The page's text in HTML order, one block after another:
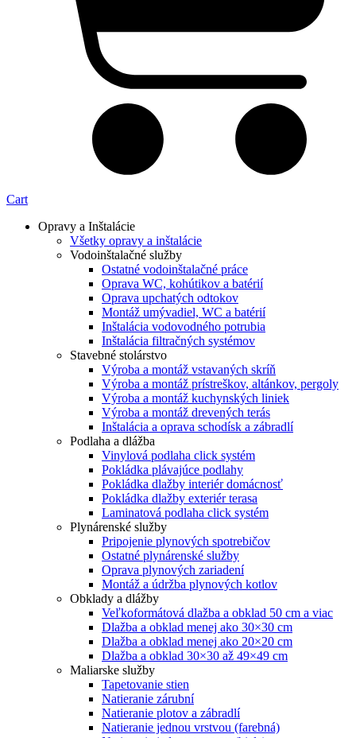
Cart
Opravy a Inštalácie
Všetky opravy a inštalácie
Vodoinštalačné služby
Ostatné vodoinštalačné práce
Oprava WC, kohútikov a batérií
Oprava upchatých odtokov
Montáž umývadiel, WC a batérií
Inštalácia vodovodného potrubia
Inštalácia filtračných systémov
Stavebné stolárstvo
Výroba a montáž vstavaných skríň
Výroba a montáž prístreškov, altánkov, pergoly
Výroba a montáž kuchynských liniek
Výroba a montáž drevených terás
Inštalácia a oprava schodísk a zábradlí
Podlaha a dlážba
Vinylová podlaha click systém
Pokládka plávajúce podlahy
Pokládka dlažby interiér domácnosť
Pokládka dlažby exteriér terasa
Laminatová podlaha click systém
Plynárenské služby
Pripojenie plynových spotrebičov
Ostatné plynárenské služby
Oprava plynových zariadení
Montáž a údržba plynových kotlov
Obklady a dlážby
Veľkoformátová dlažba a obklad 50 cm a viac
Dlažba a obklad menej ako 30×30 cm
Dlažba a obklad menej ako 20×20 cm
Dlažba a obklad 30×30 až 49×49 cm
Maliarske služby
Tapetovanie stien
Natieranie zárubní
Natieranie plotov a zábradlí
Natieranie jednou vrstvou (farebná)